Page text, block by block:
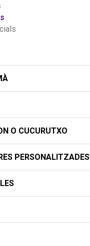
O CUCURUTXO
PERSONALITZADES